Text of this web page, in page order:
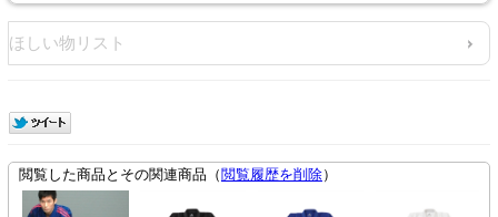
ほしい物リスト